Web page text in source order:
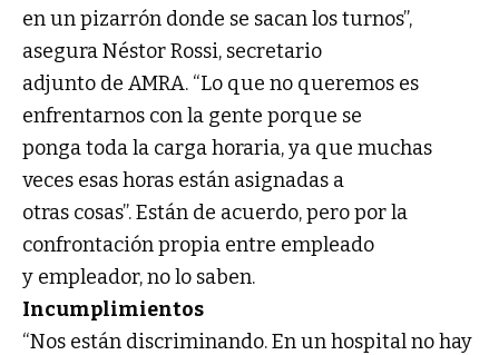
en un pizarrón donde se sacan los turnos”,
asegura Néstor Rossi, secretario
adjunto de AMRA. “Lo que no queremos es
enfrentarnos con la gente porque se
ponga toda la carga horaria, ya que muchas
veces esas horas están asignadas a
otras cosas”. Están de acuerdo, pero por la
confrontación propia entre empleado
y empleador, no lo saben.
Incumplimientos
“Nos están discriminando. En un hospital no hay